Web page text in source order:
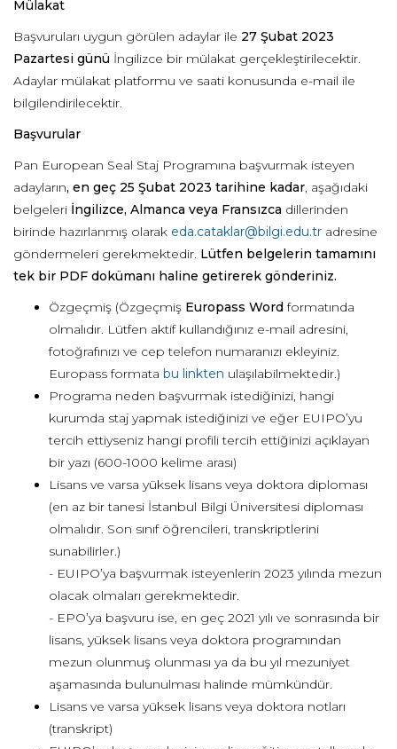
Mülakat
Başvuruları uygun görülen adaylar ile 27 Şubat 2023
Pazartesi günü İngilizce bir mülakat gerçekleştirilecektir.
Adaylar mülakat platformu ve saati konusunda e-mail ile
bilgilendirilecektir.
Başvurular
Pan European Seal Staj Programına başvurmak isteyen
adayların, en geç 25 Şubat 2023 tarihine kadar, aşağıdaki
belgeleri İngilizce, Almanca veya Fransızca dillerinden
birinde hazırlanmış olarak eda.cataklar@bilgi.edu.tr adresine
göndermeleri gerekmektedir. Lütfen belgelerin tamamını
tek bir PDF dokümanı haline getirerek gönderiniz.
Özgeçmiş (Özgeçmiş Europass Wordformatında
olmalıdır. Lütfen aktif kullandığınız e-mail adresini,
fotoğrafınızı ve cep telefon numaranızı ekleyiniz.
Europass formata bu linkten ulaşılabilmektedir.)
Programa neden başvurmak istediğinizi, hangi
kurumda staj yapmak istediğinizi ve eğer EUIPO’yu
tercih ettiyseniz hangi profili tercih ettiğinizi açıklayan
bir yazı (600-1000 kelime arası)
Lisans ve varsa yüksek lisans veya doktora diploması
(en az bir tanesi İstanbul Bilgi Üniversitesi diploması
olmalıdır. Son sınıf öğrencileri, transkriptlerini
sunabilirler.)
- EUIPO’ya başvurmak isteyenlerin 2023 yılında mezun
olacak olmaları gerekmektedir.
- EPO’ya başvuru ise, en geç 2021 yılı ve sonrasında bir
lisans, yüksek lisans veya doktora programından
mezun olunmuş olunması ya da bu yıl mezuniyet
aşamasında bulunulması halinde mümkündür.
Lisans ve varsa yüksek lisans veya doktora notları
(transkript)